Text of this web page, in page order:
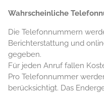
Wahrscheinliche
Die Telefonnummern
Berichterstattung und
gegeben.
Für jeden Anruf fallen
Pro Telefonnummer
berücksichtigt. Das